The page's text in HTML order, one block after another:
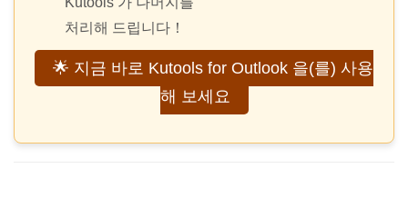
처리해 드립니다！
🌟 지금 바로 Kutools for Outlook 을(를) 사용
해 보세요